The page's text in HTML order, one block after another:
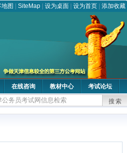
图 SiteMap 设为桌面 设为首页 添加收藏
在线咨询 教材中心 考试论坛
搜索